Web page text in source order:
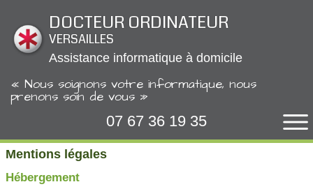
DOCTEUR ORDINATEUR
VERSAILLES
Assistance informatique à domicile
« Nous soignons votre informatique, nous
prenons soin de vous »
07 67 36 19 35
Mentions légales
Hébergement